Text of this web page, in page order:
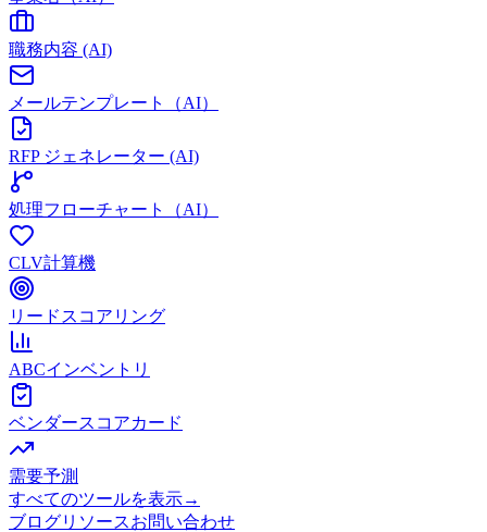
職務内容 (AI)
メールテンプレート（AI）
RFP ジェネレーター (AI)
処理フローチャート（AI）
CLV計算機
リードスコアリング
ABCインベントリ
ベンダースコアカード
需要予測
すべてのツールを表示→
ブログリソースお問い合わせ